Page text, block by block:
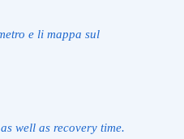
e li mappa sul
well as recovery time.